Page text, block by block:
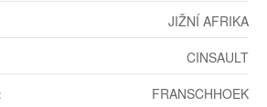
JIŽNÍ AFRIKA
CINSAULT
FRANSCHHOEK